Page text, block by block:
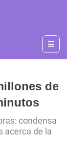
de
condensa
acerca de la